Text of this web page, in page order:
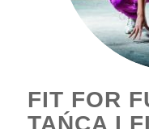
FIT FOR
TAŃCA I